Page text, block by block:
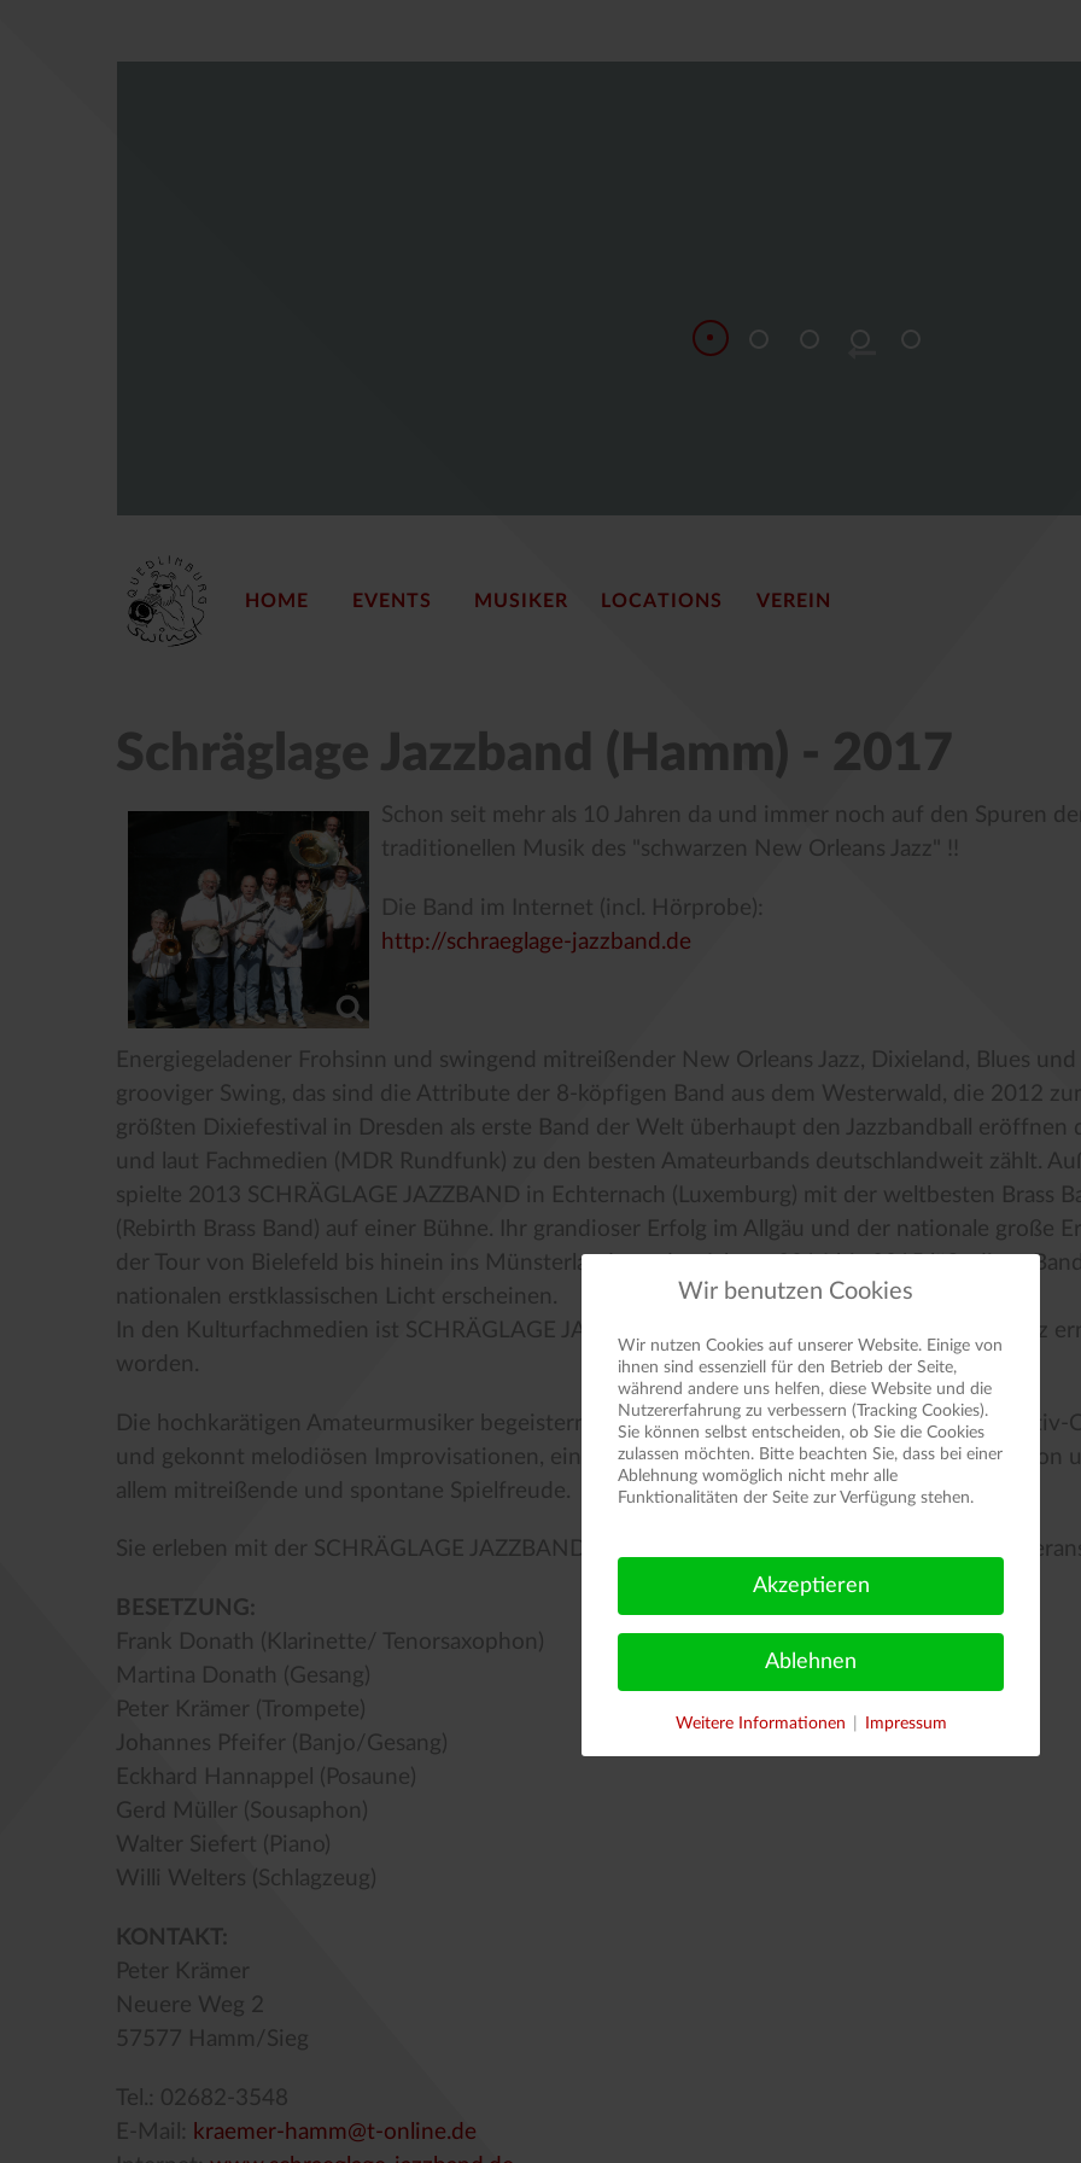
HOME EVENTS MUSIKER LOCATIONS VEREIN
Schräglage Jazzband (Hamm) - 2017
Schon seit mehr als 10 Jahren da und immer noch auf den Spuren
traditionellen Musik des "schwarzen New Orleans Jazz" !!
Die Band im Internet (incl. Hörprobe):
http://schraeglage-jazzband.de
Energiegeladener Frohsinn und swingend mitreißender New Orleans Jazz, Dixieland, Blues und
grooviger Swing, das sind die Attribute der 8-köpfigen Band aus dem Westerwald, die 2012
größten Dixiefestival in Dresden als erste Band der Welt überhaupt den Jazzbandball eröffnen
und laut Fachmedien (MDR Rundfunk) zu den besten Amateurbands deutschlandweit zählt.
spielte 2013 SCHRÄGLAGE JAZZBAND in Echternach (Luxemburg) mit der weltbesten Brass
(Rebirth Brass Band) auf einer Bühne. Ihr grandioser Erfolg im Allgäu und der nationale große
der Tour von Bielefeld bis hinein ins Münsterland aus den Jahren 2014 bis 2015 läßt diese
nationalen erstklassischen Licht erscheinen.
In den Kulturfachmedien ist SCHRÄGLAGE JAZZBAND zur Vorzeigeband in Rheinland Pfalz
worden.
Die hochkarätigen Amateurmusiker begeistern die Konzertteilnehmer durch starken Kollektiv-
und gekonnt melodiösen Improvisationen, eingebunden in jazzige Vocals, lockere Moderation
allem mitreißende und spontane Spielfreude.
Sie erleben mit der SCHRÄGLAGE JAZZBAND einen musikalischen Hochgenuss für jede
BESETZUNG:
Frank Donath (Klarinette/ Tenorsaxophon)
Martina Donath (Gesang)
Peter Krämer (Trompete)
Johannes Pfeifer (Banjo/Gesang)
Eckhard Hannappel (Posaune)
Gerd Müller (Sousaphon)
Walter Siefert (Piano)
Willi Welters (Schlagzeug)
KONTAKT:
Peter Krämer
Neuere Weg 2
57577 Hamm/Sieg
Tel.: 02682-3548
E-Mail: kraemer-hamm@t-online.de
Wir benutzen Cookies
Wir nutzen Cookies auf unserer Website. Einige von
ihnen sind essenziell für den Betrieb der Seite,
während andere uns helfen, diese Website und die
Nutzererfahrung zu verbessern (Tracking Cookies).
Sie können selbst entscheiden, ob Sie die Cookies
zulassen möchten. Bitte beachten Sie, dass bei einer
Ablehnung womöglich nicht mehr alle
Funktionalitäten der Seite zur Verfügung stehen.
Akzeptieren
Ablehnen
Weitere Informationen Impressum